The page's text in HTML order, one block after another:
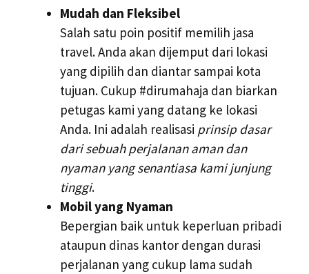
Mudah dan Fleksibel
Salah satu poin positif memilih jasa
travel. Anda akan dijemput dari lokasi
yang dipilih dan diantar sampai kota
tujuan. Cukup #dirumahaja dan biarkan
petugas kami yang datang ke lokasi
Anda. Ini adalah realisasi prinsip dasar
dari sebuah perjalanan aman dan
nyaman yang senantiasa kami junjung
tinggi.
Mobil yang Nyaman
Bepergian baik untuk keperluan pribadi
ataupun dinas kantor dengan durasi
perjalanan yang cukup lama sudah